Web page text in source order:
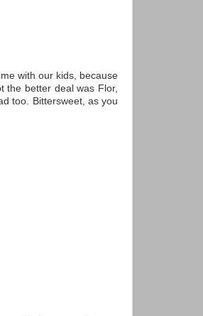
with our kids, because
the better deal was Flor,
too. Bittersweet, as you